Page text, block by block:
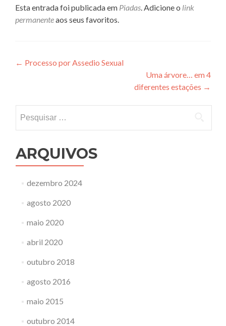
Esta entrada foi publicada em Piadas. Adicione o link
permanenteaos seus favoritos.
Navegação
Post
← Processo por Assedio Sexual
Uma árvore… em 4
diferentes estações →
por:
ARQUIVOS
dezembro 2024
agosto 2020
maio 2020
abril 2020
outubro 2018
agosto 2016
maio 2015
outubro 2014